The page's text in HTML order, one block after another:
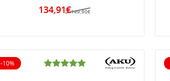
149,90€
134,91€
-10%
10% reduziert